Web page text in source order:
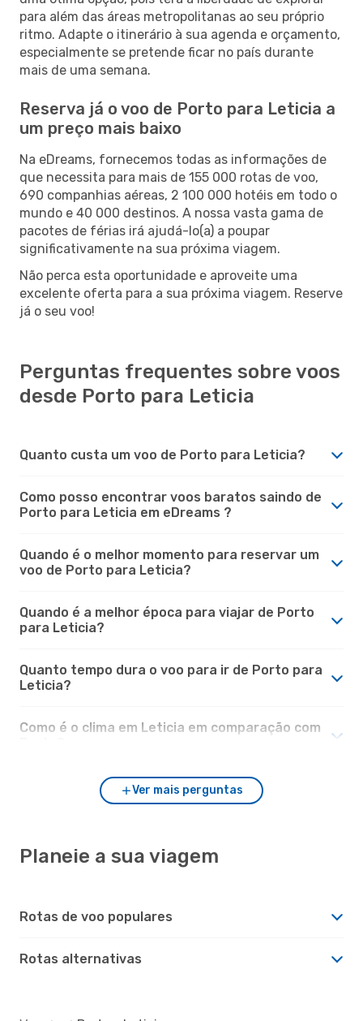
para além das áreas metropolitanas ao seu próprio
ritmo. Adapte o itinerário à sua agenda e orçamento,
especialmente se pretende ficar no país durante
mais de uma semana.
Reserva já o voo de Porto para Leticia a
um preço mais baixo
Na eDreams, fornecemos todas as informações de
que necessita para mais de 155 000 rotas de voo,
690 companhias aéreas, 2 100 000 hotéis em todo o
mundo e 40 000 destinos. A nossa vasta gama de
pacotes de férias irá ajudá-lo(a) a poupar
significativamente na sua próxima viagem.
Não perca esta oportunidade e aproveite uma
excelente oferta para a sua próxima viagem. Reserve
já o seu voo!
Perguntas frequentes sobre voos
desde Porto para Leticia
Quanto custa um voo de Porto para Leticia?
Como posso encontrar voos baratos saindo de
Porto para Leticia em eDreams ?
Quando é o melhor momento para reservar um
voo de Porto para Leticia?
Quando é a melhor época para viajar de Porto
para Leticia?
Quanto tempo dura o voo para ir de Porto para
Leticia?
Como é o clima em Leticia em comparação com
Ver mais perguntas
Planeie a sua viagem
Rotas de voo populares
Rotas alternativas